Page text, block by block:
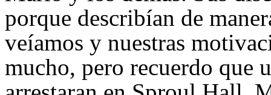
porque describían de
veíamos y nuestras
mucho, pero recuerdo que